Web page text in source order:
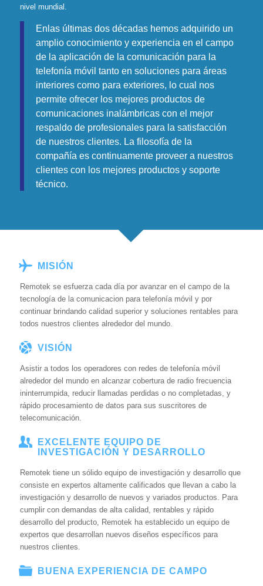
nivel mundial.
Enlas últimas dos décadas hemos adquirido un
amplio conocimiento y experiencia en el campo
de la aplicación de la comunicación para la
telefonía móvil tanto en soluciones para áreas
interiores como para exteriores, lo cual nos
permite ofrecer los mejores productos de
comunicaciones inalámbricas con el mejor
respaldo de profesionales para la satisfacción
de nuestros clientes. La filosofía de la
compañía es continuamente proveer a nuestros
clientes con los mejores productos y soporte
técnico.
MISIÓN
Remotek se esfuerza cada día por avanzar en el campo de la
tecnología de la comunicacion para telefonía móvil y por
continuar brindando calidad superior y soluciones rentables para
todos nuestros clientes alrededor del mundo.
VISIÓN
Asistir a todos los operadores con redes de telefonía móvil
alrededor del mundo en alcanzar cobertura de radio frecuencia
ininterrumpida, reducir llamadas perdidas o no completadas, y
rápido procesamiento de datos para sus suscritores de
telecomunicación.
EXCELENTE EQUIPO DE
INVESTIGACIÓN Y DESARROLLO
Remotek tiene un sólido equipo de investigación y desarrollo que
consiste en expertos altamente calificados que llevan a cabo la
investigación y desarrollo de nuevos y variados productos. Para
cumplir con demandas de alta calidad, rentables y rápido
desarrollo del producto, Remotek ha establecido un equipo de
expertos que desarrollan nuevos diseños específicos para
nuestros clientes.
BUENA EXPERIENCIA DE CAMPO